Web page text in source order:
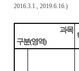
2016.3.1., 2019.6.16.)
과목
구분(영역)